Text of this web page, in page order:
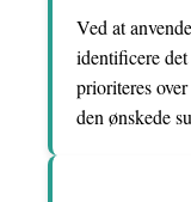
Ved at
identificere
prioriteres
den ønskede